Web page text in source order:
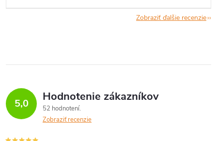
Zobraziť ďalšie recenzie
5,0 Hodnotenie zákazníkov
52 hodnotení
Zobraziť recenzie